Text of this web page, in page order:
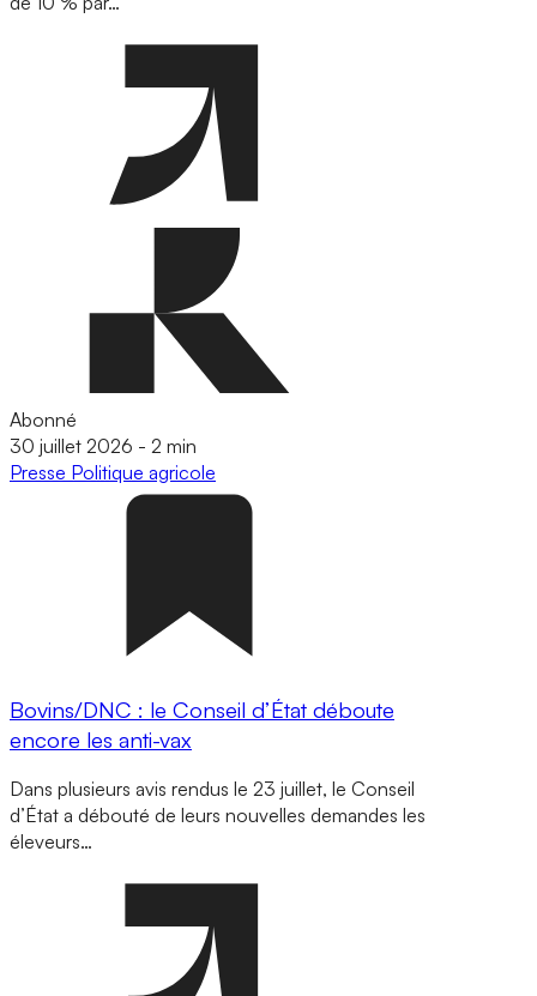
Abonné
30 juillet 2026 - 2 min
Presse Politique agricole
Bovins/DNC : le Conseil d’État déboute
encore les anti-vax
Dans plusieurs avis rendus le 23 juillet, le Conseil
d’État a débouté de leurs nouvelles demandes les
éleveurs…